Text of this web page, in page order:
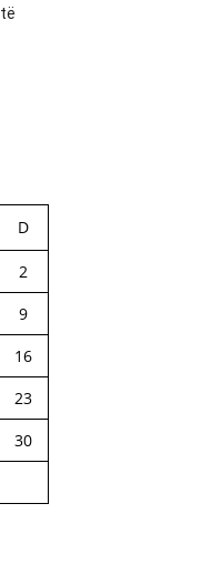
D
2
9
16
23
30